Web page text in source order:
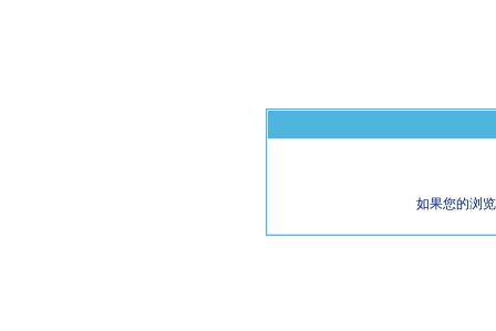
如果您的浏